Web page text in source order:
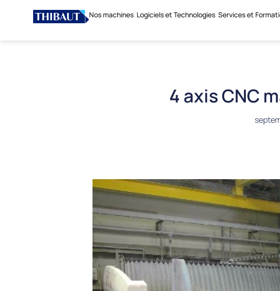
Nos machines Logiciels et Technologies Services et
4 axis CNC